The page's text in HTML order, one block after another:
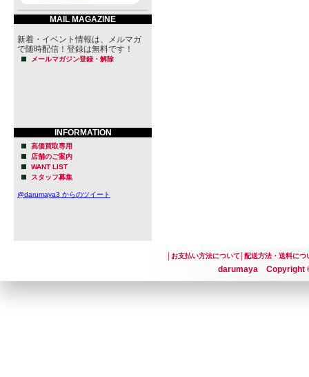
MAIL MAGAZINE
新着・イベント情報は、メルマガ
で随時配信！登録は無料です！
メールマガジン登録・解除
INFORMATION
高価買取専用
店舗のご案内
WANT LIST
スタッフ募集
@darumaya3 からのツイート
お支払い方法について│ 配送方法・送料につ
darumaya Copyright